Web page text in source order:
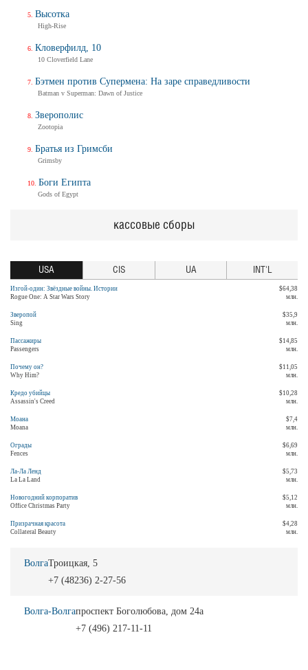
ВолгаТроицкая, 5
+7 (48236) 2-27-56
Волга-Волгапроспект Боголюбова, дом 24а
+7 (496) 217-11-11
Высотка
High-Rise
Кловерфилд, 10
10 Cloverfield Lane
Бэтмен против Супермена: На заре справедливости
Batman v Superman: Dawn of Justice
Зверополис
Zootopia
Братья из Гримсби
Grimsby
Боги Египта
Gods of Egypt
кассовые сборы
USA CIS UA INT'L
Изгой-один: Звёздные войны. Истории
Rogue One: A Star Wars Story
$64,38
млн.
Зверопой
Sing
$35,9
млн.
Пассажиры
Passengers
$14,85
млн.
Почему он?
Why Him?
$11,05
млн.
Кредо убийцы
Assassin's Creed
$10,28
млн.
Моана
Moana
$7,4
млн.
Ограды
Fences
$6,69
млн.
Ла-Ла Ленд
La La Land
$5,73
млн.
Новогодний корпоратив
Office Christmas Party
$5,12
млн.
Призрачная красота
Collateral Beauty
$4,28
млн.